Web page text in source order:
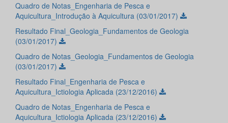
Quadro de Notas_Engenharia de Pesca e
Aquicultura_Introdução à Aquicultura (03/01/2017)
Resultado Final_Geologia_Fundamentos de Geologia
(03/01/2017)
Quadro de Notas_Geologia_Fundamentos de Geologia
(03/01/2017)
Resultado Final_Engenharia de Pesca e
Aquicultura_Ictiologia Aplicada (23/12/2016)
Quadro de Notas_Engenharia de Pesca e
Aquicultura_Ictiologia Aplicada (23/12/2016)